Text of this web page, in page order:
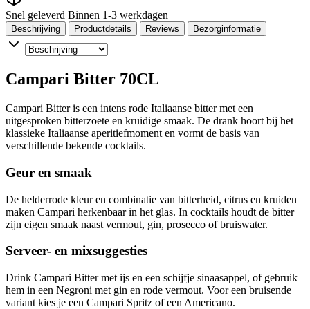
Snel geleverd Binnen 1-3 werkdagen
Beschrijving Productdetails Reviews Bezorginformatie
Campari Bitter 70CL
Campari Bitter is een intens rode Italiaanse bitter met een
uitgesproken bitterzoete en kruidige smaak. De drank hoort bij het
klassieke Italiaanse aperitiefmoment en vormt de basis van
verschillende bekende cocktails.
Geur en smaak
De helderrode kleur en combinatie van bitterheid, citrus en kruiden
maken Campari herkenbaar in het glas. In cocktails houdt de bitter
zijn eigen smaak naast vermout, gin, prosecco of bruiswater.
Serveer- en mixsuggesties
Drink Campari Bitter met ijs en een schijfje sinaasappel, of gebruik
hem in een Negroni met gin en rode vermout. Voor een bruisende
variant kies je een Campari Spritz of een Americano.